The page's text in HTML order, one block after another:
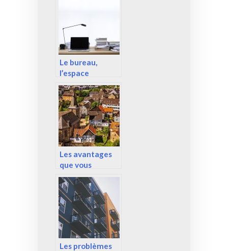
Le bureau,
l’espace
commercial qui
impact votre
entreprise
Les avantages
que vous
propose un
investissement
dans
l’immobilier
locatif
Les problèmes